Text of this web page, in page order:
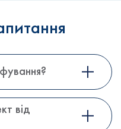
від